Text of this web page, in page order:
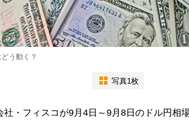
う動く？
写真1枚
・フィスコが9月4日～9月8日のドル円相